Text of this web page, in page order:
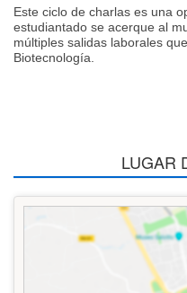
Este ciclo de charlas es una
estudiantado se acerque al
múltiples salidas laborales
Biotecnología.
LUGAR